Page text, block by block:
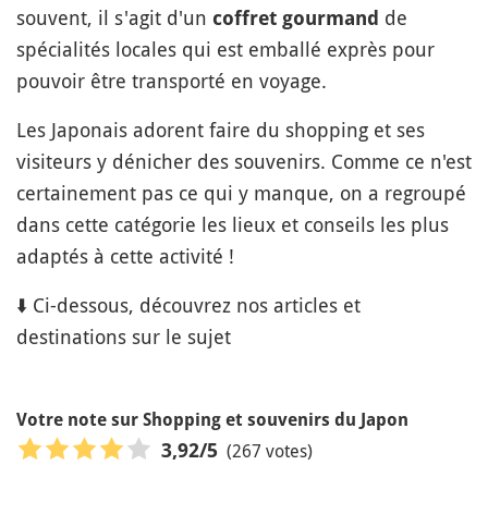
souvent, il s'agit d'un coffret gourmand de
spécialités locales qui est emballé exprès pour
pouvoir être transporté en voyage.
Les Japonais adorent faire du shopping et ses
visiteurs y dénicher des souvenirs. Comme ce n'est
certainement pas ce qui y manque, on a regroupé
dans cette catégorie les lieux et conseils les plus
adaptés à cette activité !
⬇️ Ci-dessous, découvrez nos articles et
destinations sur le sujet
Votre note sur Shopping et souvenirs du Japon
3,92/5 (267 votes)